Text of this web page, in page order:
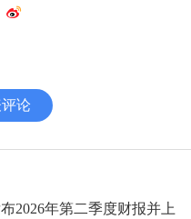
论
2026年第二季度财报并上